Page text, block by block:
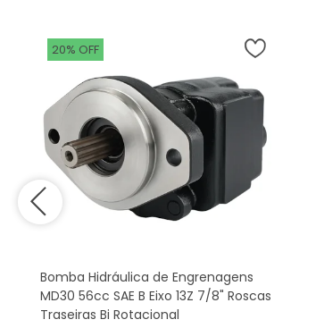
20% OFF
Bomba Hidráulica de Engrenagens
MD30 56cc SAE B Eixo 13Z 7/8" Roscas
Traseiras Bi Rotacional